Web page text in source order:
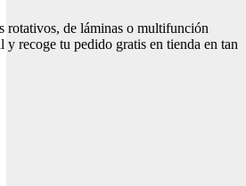
rotativos, de láminas o multifunción
recoge tu pedido gratis en tienda en tan